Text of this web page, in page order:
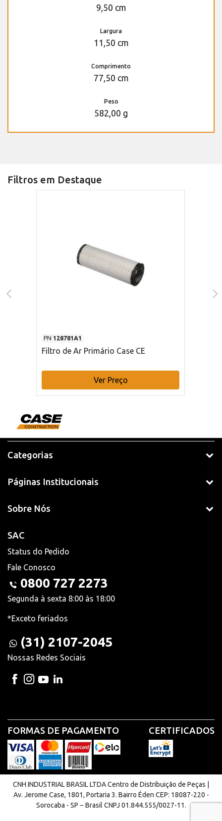
9,50 cm
Largura
11,50 cm
Comprimento
77,50 cm
Peso
582,00 g
Filtros em Destaque
PN 128781A1
Filtro de Ar Primário Case CE
Ver Preço
Categorias
Páginas Institucionais
Sobre Nós
SAC
Status do Pedido
Fale Conosco
0800 727 2273
Segunda à sexta 8:00 às 18:00
*Exceto feriados
(31) 2107-2045
Nossas Redes Sociais
FORMAS DE PAGAMENTO CERTIFICADOS
CNH INDUSTRIAL BRASIL LTDA Centro de Distribuição de Peças |
Av. Jerome Case, 1801, Portaria 3. Bairro Éden CEP: 18087-220 -
Sorocaba - SP − Brasil CNPJ 01.844.555/0027-11.